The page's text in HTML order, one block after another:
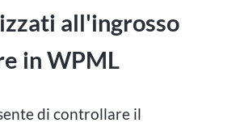
all'ingrosso
in WPML
di controllare il